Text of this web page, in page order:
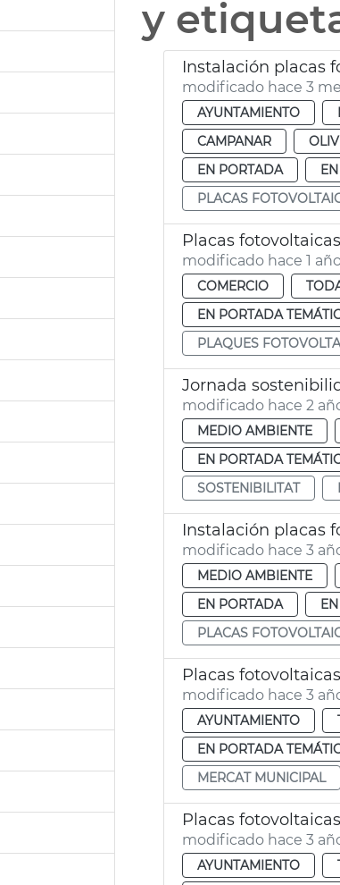
y
Instalación placas
modificado hace 3
AYUNTAMIENTO
CAMPANAR
EN PORTADA
PLACAS
Placas
modificado hace 1
COMERCIO
EN PORTADA
PLAQUES
Jornada
modificado hace 2
MEDIO AMBIENTE
EN PORTADA
SOSTENIBILITAT
Instalación placas
modificado hace 3
MEDIO AMBIENTE
EN PORTADA
PLACAS
Placas
modificado hace 3
AYUNTAMIENTO
EN PORTADA
MERCAT MUNICIPAL
Placas
modificado hace 3
AYUNTAMIENTO